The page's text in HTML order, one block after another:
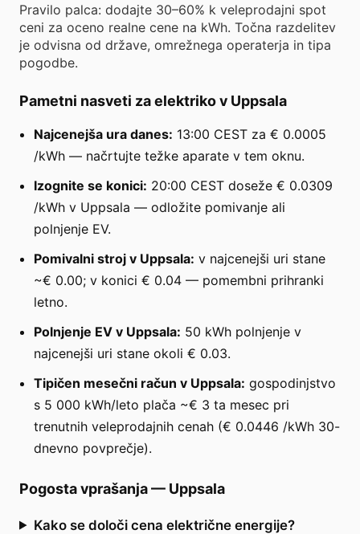
Pravilo palca: dodajte 30–60% k veleprodajni spot
ceni za oceno realne cene na kWh. Točna razdelitev
je odvisna od države, omrežnega operaterja in tipa
pogodbe.
Pametni nasveti za elektriko v Uppsala
Najcenejša ura danes: 13:00 CEST za € 0.0005
/kWh — načrtujte težke aparate v tem oknu.
Izognite se konici: 20:00 CEST doseže € 0.0309
/kWh v Uppsala — odložite pomivanje ali
polnjenje EV.
Pomivalni stroj v Uppsala: v najcenejši uri stane
~€ 0.00; v konici € 0.04 — pomembni prihranki
letno.
Polnjenje EV v Uppsala: 50 kWh polnjenje v
najcenejši uri stane okoli € 0.03.
Tipičen mesečni račun v Uppsala: gospodinjstvo
s 5 000 kWh/leto plača ~€ 3 ta mesec pri
trenutnih veleprodajnih cenah (€ 0.0446 /kWh 30-
dnevno povprečje).
Pogosta vprašanja— Uppsala
Kako se določi cena električne energije?